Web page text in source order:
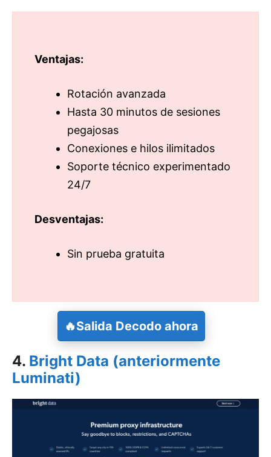
Ventajas:
Rotación avanzada
Hasta 30 minutos de sesiones
pegajosas
Conexiones e hilos ilimitados
Soporte técnico experimentado
24/7
Desventajas:
Sin prueba gratuita
🔥Salida Decodo ahora
4. Bright Data (anteriormente
Luminati)